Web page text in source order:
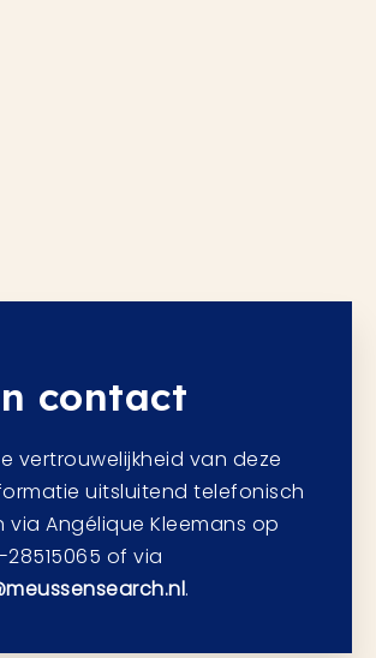
contact
vertrouwelijkheid van deze
uitsluitend telefonisch
via Angélique Kleemans op
of via
.